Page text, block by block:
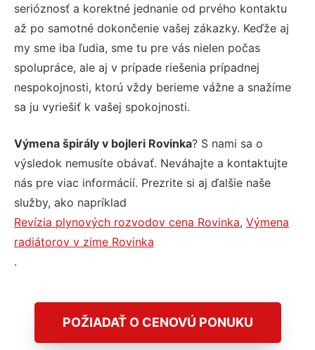
serióznosť a korektné jednanie od prvého kontaktu
až po samotné dokončenie vašej zákazky. Keďže aj
my sme iba ľudia, sme tu pre vás nielen počas
spolupráce, ale aj v prípade riešenia prípadnej
nespokojnosti, ktorú vždy berieme vážne a snažíme
sa ju vyriešiť k vašej spokojnosti.
Výmena špirály v bojleri Rovinka? S nami sa o
výsledok nemusíte obávať. Neváhajte a kontaktujte
nás pre viac informácií. Prezrite si aj ďalšie naše
služby, ako napríklad
Revízia plynových rozvodov cena Rovinka, Výmena
radiátorov v zime Rovinka
.
POŽIADAŤ O CENOVÚ PONUKU